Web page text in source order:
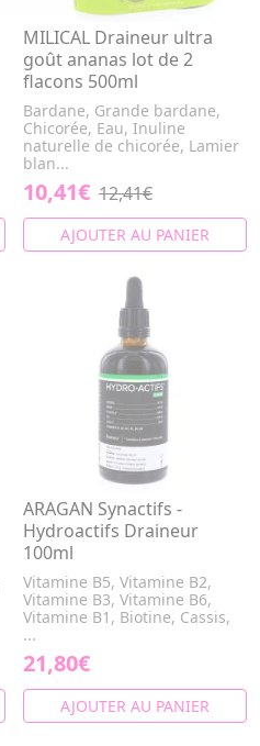
MILICAL Draineur ultra
goût ananas lot de 2
flacons 500ml
Bardane, Grande bardane,
Chicorée, Eau, Inuline
naturelle de chicorée, Lamier
blan...
10,41€ 12,41€
AJOUTER AU PANIER
ARAGAN Synactifs -
Hydroactifs Draineur
100ml
Vitamine B5, Vitamine B2,
Vitamine B3, Vitamine B6,
Vitamine B1, Biotine, Cassis,
...
21,80€
AJOUTER AU PANIER